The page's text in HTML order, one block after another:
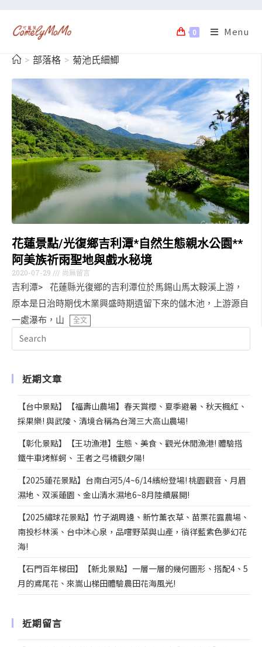
0 Menu
> 部落格 > 菊池氏細鯽
花蓮景點/光復鄉吉利潭*自然生態親水公園**
阿美族祈雨聖地與戲水秘境
2020-07-29 尚無留言
吉利潭> 花蓮縣光復鄉的吉利潭位於馬錫山馬太鞍溪上游，
原本是日治時期伐木業興盛時期遺留下來的儲木池，上游源自
一處瀑布，山
全文
近期文章
【台中景點】【福壽山農場】春天賞櫻、夏季避暑、秋天楓紅、
採果樂! 與武陵、清境合稱為台灣三大高山農場!
【彰化景點】【王功漁港】生態、美食、觀光休閒漁港! 體驗搭
鐵牛車烤鮮蚵、 王者之弓橋觀夕陽!
【2025蓮花景點】台南白河5/4~6/14繽紛登場! 桃園觀音、月眉
濕地、双溪蓮園、金山清水濕地6~8月陸續展開!
【2025繡球花景點】竹子湖周邊、新竹薰衣草、苗栗花露農場、
南投杉林溪、台中沐心泉，品嚐野菜與山產，徜徉藍紫色夢幻花
海!
【石門百年梯田】【新北景點】一層一層的幾何圖形、搭配4、5
月的鳶尾花、來嵩山梯田體驗農田花海風光!
近期留言